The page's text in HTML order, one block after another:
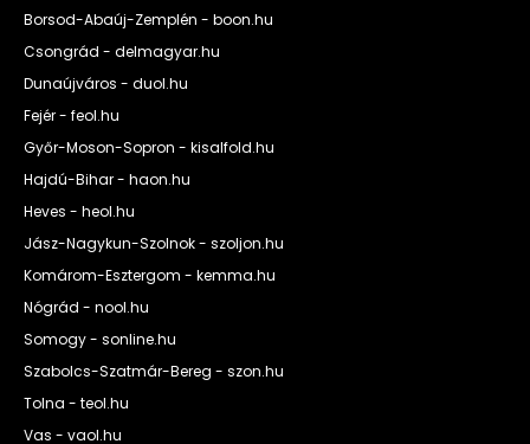
Borsod-Abaúj-Zemplén - boon.hu
Csongrád - delmagyar.hu
Dunaújváros - duol.hu
Fejér - feol.hu
Győr-Moson-Sopron - kisalfold.hu
Hajdú-Bihar - haon.hu
Heves - heol.hu
Jász-Nagykun-Szolnok - szoljon.hu
Komárom-Esztergom - kemma.hu
Nógrád - nool.hu
Somogy - sonline.hu
Szabolcs-Szatmár-Bereg - szon.hu
Tolna - teol.hu
Vas - vaol.hu